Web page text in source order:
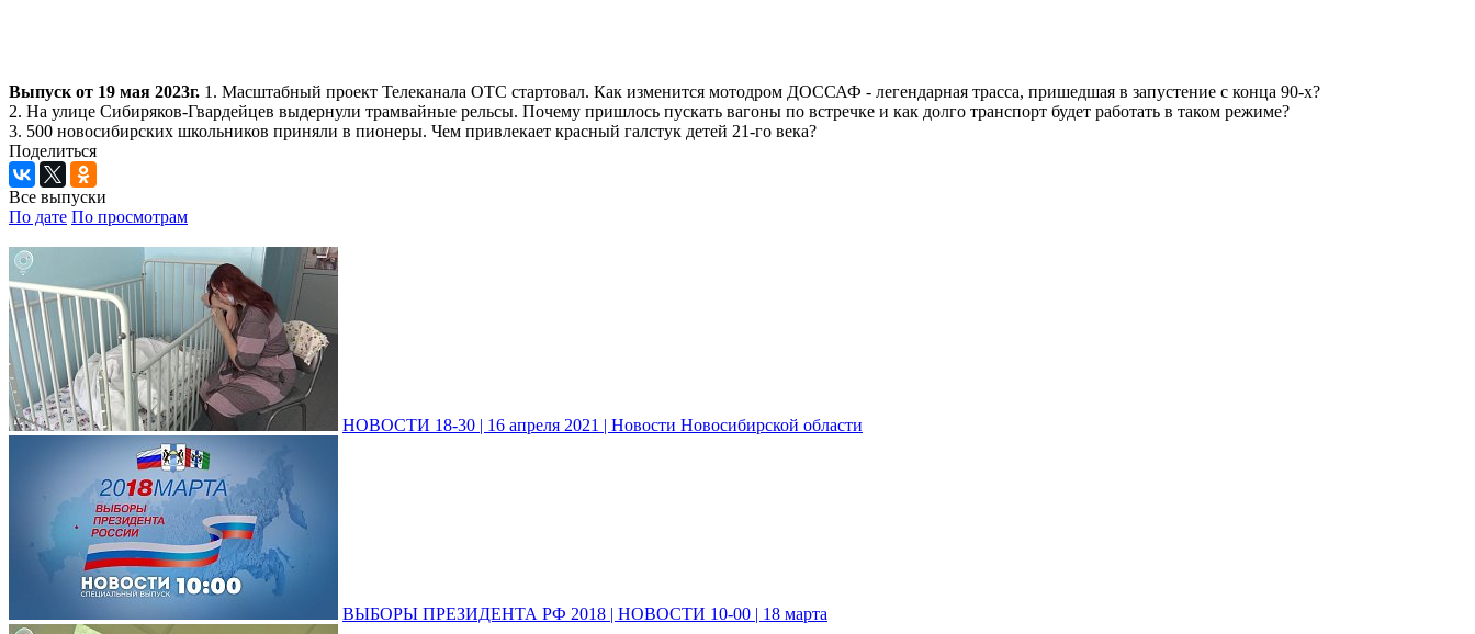
Выпуск от 19 мая 2023г. 1. Масштабный проект Телеканала ОТС стартовал. Как изменится мотодром ДОССАФ - легендарная трасса, пришедшая в запустение с конца 90-х?
2. На улице Сибиряков-Гвардейцев выдернули трамвайные рельсы. Почему пришлось пускать вагоны по встречке и как долго транспорт будет работать в таком режиме?
3. 500 новосибирских школьников приняли в пионеры. Чем привлекает красный галстук детей 21-го века?
Поделиться
Все выпуски
По дате По просмотрам
НОВОСТИ 18-30 | 16 апреля 2021 | Новости Новосибирской области
ВЫБОРЫ ПРЕЗИДЕНТА РФ 2018 | НОВОСТИ 10-00 | 18 марта